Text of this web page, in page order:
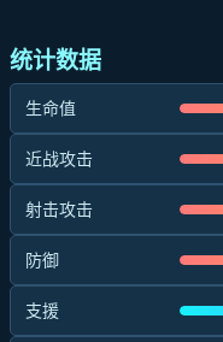
统计数据
生命值
近战攻击
射击攻击
防御
支援